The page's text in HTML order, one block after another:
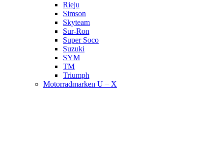
Rieju
Simson
Skyteam
Sur-Ron
Super Soco
Suzuki
SYM
TM
Triumph
Motorradmarken U – X